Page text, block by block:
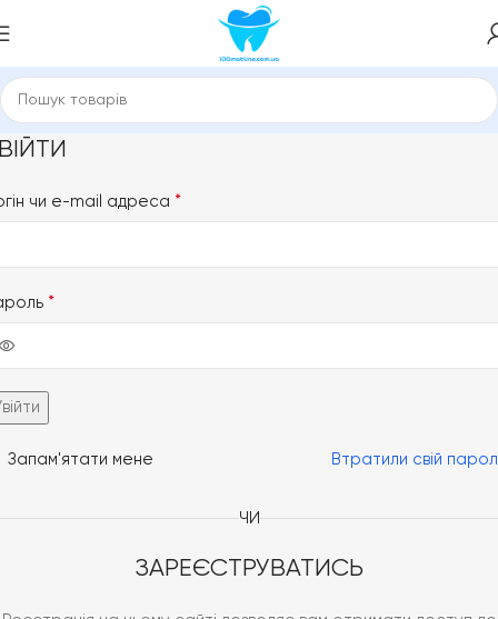
чи e-mail адреса *
*
Втратили свій
Запам'ятати мене
ЧИ
ЗАРЕЄСТРУВАТИСЬ